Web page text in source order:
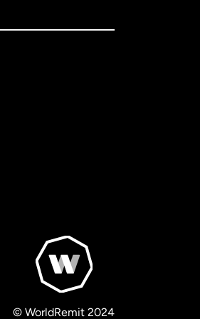
© WorldRemit 2024